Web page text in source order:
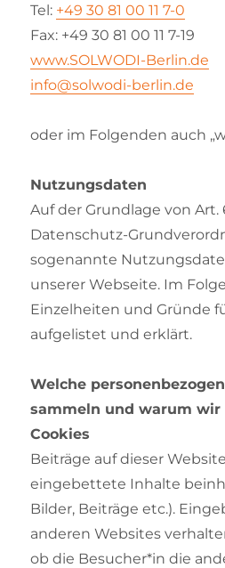
Tel: +49 30 81 00 11 7-0
Fax: +49 30 81 00 11 7-19
www.SOLWODI-Berlin.de
info@solwodi-berlin.de
oder im Folgenden auch
Nutzungsdaten
Auf der Grundlage von Art.
Datenschutz-
sogenannte
unserer Webseite. Im
Einzelheiten und Gründe
aufgelistet und erklärt.
Welche
sammeln und warum wir
Cookies
Beiträge auf dieser
eingebettete Inhalte
Bilder, Beiträge etc.).
anderen Websites
ob die Besucher*in die